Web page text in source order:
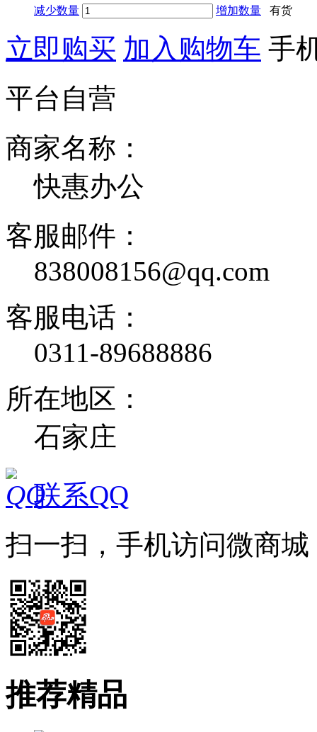
减少数量 增加数量 有货
立即购买 加入购物车 手
平台自营
商家名称：
快惠办公
客服邮件：
838008156@qq.com
客服电话：
0311-89688886
所在地区：
石家庄
联系QQ
扫一扫，手机访问微商城
推荐精品